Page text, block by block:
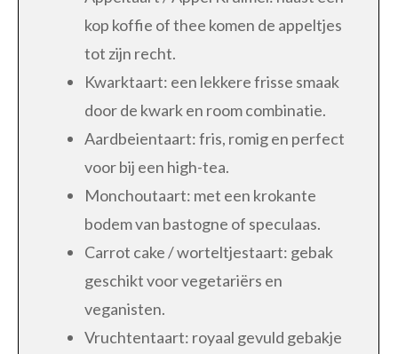
kop koffie of thee komen de appeltjes
tot zijn recht.
Kwarktaart: een lekkere frisse smaak
door de kwark en room combinatie.
Aardbeientaart: fris, romig en perfect
voor bij een high-tea.
Monchoutaart: met een krokante
bodem van bastogne of speculaas.
Carrot cake / worteltjestaart: gebak
geschikt voor vegetariërs en
veganisten.
Vruchtentaart: royaal gevuld gebakje